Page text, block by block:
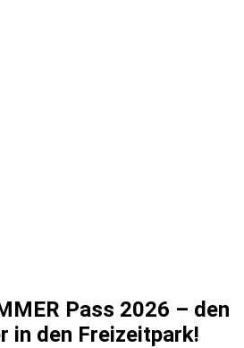
Pass 2026 – den
in den Freizeitpark!